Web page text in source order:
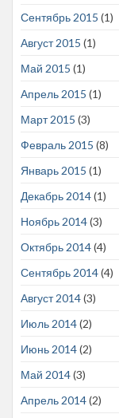
Сентябрь 2015 (1)
Август 2015 (1)
Май 2015 (1)
Апрель 2015 (1)
Март 2015 (3)
Февраль 2015 (8)
Январь 2015 (1)
Декабрь 2014(1)
Ноябрь 2014(3)
Октябрь 2014(4)
Сентябрь 2014(4)
Август 2014(3)
Июль 2014(2)
Июнь 2014(2)
Май 2014(3)
Апрель 2014(2)